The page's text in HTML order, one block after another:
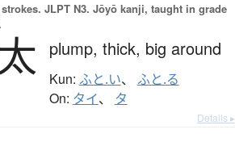
JLPT N3. Jōyō kanji, taught in grade
太 plump, thick, big around
Kun: ふと.い、 ふと.る
On: タイ、 タ
Details ▸